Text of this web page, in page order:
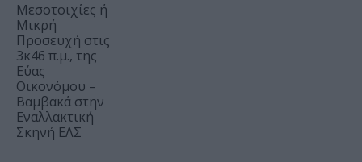
Μεσοτοιχίες ή
Μικρή
Προσευχή στις
3κ46 π.μ., της
Εύας
Οικονόμου –
Βαμβακά στην
Εναλλακτική
Σκηνή ΕΛΣ